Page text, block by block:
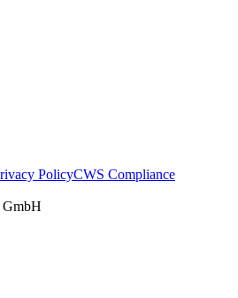
PolicyCWS Compliance